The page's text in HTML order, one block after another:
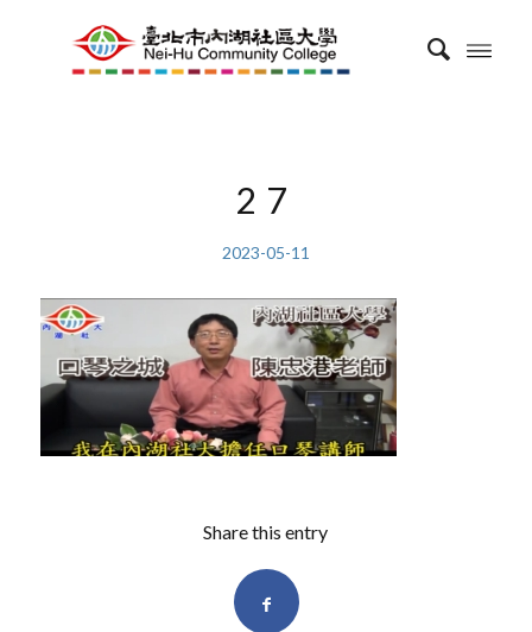
27
2023-05-11
Share this entry